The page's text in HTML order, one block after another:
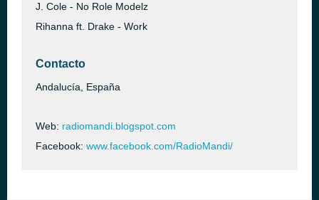
J. Cole - No Role Modelz
Rihanna ft. Drake - Work
Contacto
Andalucía, España
Web: radiomandi.blogspot.com
Facebook: www.facebook.com/RadioMandi/